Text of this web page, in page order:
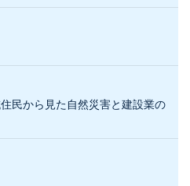
民から見た自然災害と建設業の